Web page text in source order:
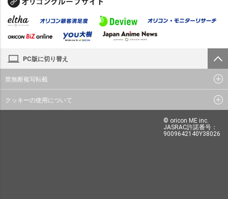
PC版に切り替え
禁無断複写転載
クッキーの使用について
© oricon ME inc.
JASRAC許諾番号：
9009642140Y38026